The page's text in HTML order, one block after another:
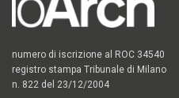
numero di iscrizione al ROC 34540
registro stampa Tribunale di Milano
n. 822 del 23/12/2004